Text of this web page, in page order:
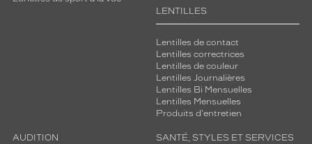
LENTILLES
Lentilles de contact
Lentilles correctrices
Lentilles de couleur
Lentilles Journalières
Lentilles Bi Mensuelles
Lentilles Mensuelles
Produits d'entretien
AUDITION SANTÉ, STYLES ET SERVICES